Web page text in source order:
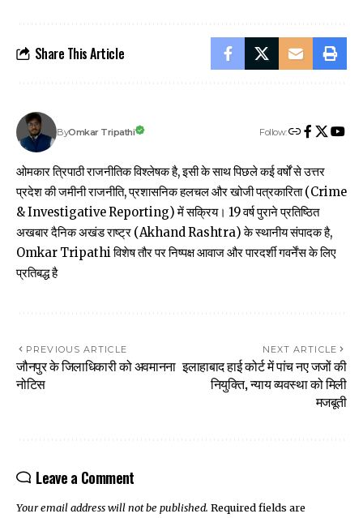
Share This Article
ByOmkar Tripathi Follow:
ओमकार त्रिपाठी राजनीतिक विश्लेषक है, इसी के साथ पिछले कई वर्षों से उत्तर
प्रदेश की जमीनी राजनीति, प्रशासनिक हलचल और खोजी पत्रकारिता (Crime
& Investigative Reporting) में सक्रिय। 19 वर्ष पुराने प्रतिष्ठित
अखबार दैनिक अखंड राष्ट्र (Akhand Rashtra) के स्थानीय संपादक है,
Omkar Tripathi विशेष तौर पर निष्पक्ष आवाज और पारदर्शी गवर्नेंस के लिए
प्रतिबद्ध है
PREVIOUS ARTICLE
जौनपुर के जिलाधिकारी को अवमानना
नोटिस
NEXT ARTICLE
इलाहाबाद हाई कोर्ट में पांच नए जजों की
नियुक्ति, न्याय व्यवस्था को मिली
मजबूती
Leave a Comment
Your email address will not be published. Required fields are